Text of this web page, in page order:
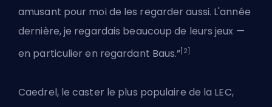
amusant pour moi de les regarder aussi. L'année
dernière, je regardais beaucoup de leurs jeux —
en particulier en regardant Baus.”[2]
Caedrel, le caster le plus populaire de la LEC,